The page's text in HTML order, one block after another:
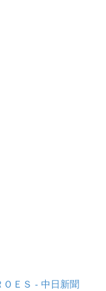
ＥＳ - 中日新聞